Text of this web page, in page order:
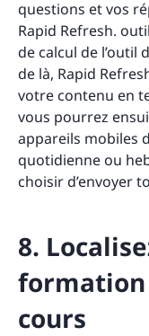
questions et vos
Rapid Refresh.
de calcul de l’outil
de là, Rapid
votre contenu en
vous pourrez
appareils mobiles
quotidienne ou
choisir d’envoyer
8.
formation
cours